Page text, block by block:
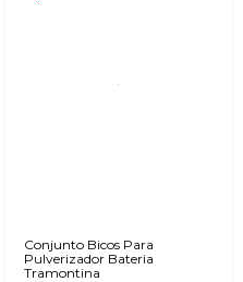
Conjunto Bicos Para
Pulverizador Bateria
Tramontina